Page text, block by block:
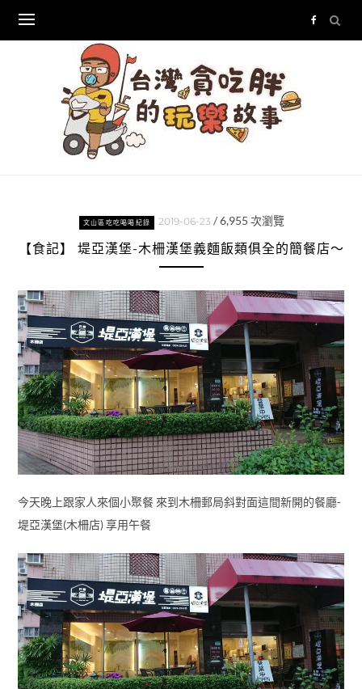
content
文山區吃吃喝喝紀錄 2019-06-23 /6,955 次瀏覽
【食記】 堤亞漢堡-木柵漢堡義麵飯類俱全的簡餐店～
今天晚上跟家人來個小聚餐 來到木柵郵局斜對面這間新開的餐廳-
堤亞漢堡(木柵店) 享用午餐